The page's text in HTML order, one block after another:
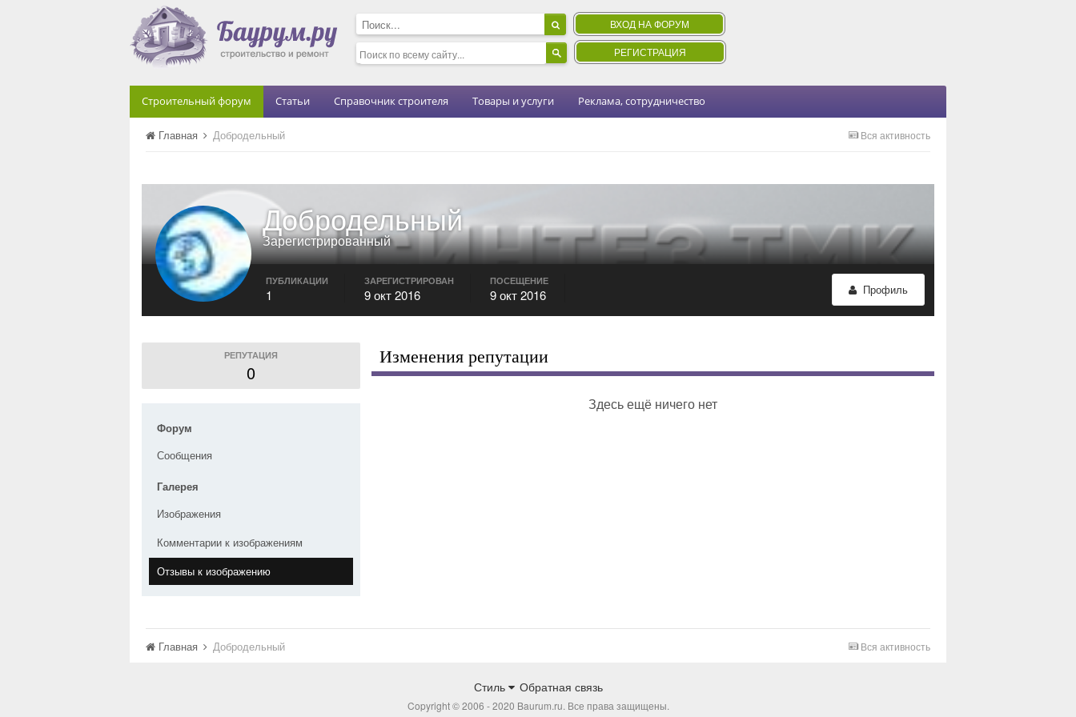
ВХОД НА ФОРУМ
РЕГИСТРАЦИЯ
Строительный форум Статьи Справочник строителя Товары и услуги Реклама, сотрудничество
Вся активность
Главная Добродельный
Добродельный
Зарегистрированный
Профиль
ПУБЛИКАЦИИ
1
ЗАРЕГИСТРИРОВАН
9 окт 2016
ПОСЕЩЕНИЕ
9 окт 2016
РЕПУТАЦИЯ
0
Форум
Сообщения
Галерея
Изображения
Комментарии к изображениям
Отзывы к изображению
Изменения репутации
Здесь ещё ничего нет
Вся активность
Главная Добродельный
Стиль Обратная связь
Copyright © 2006 - 2020 Baurum.ru. Все права защищены.